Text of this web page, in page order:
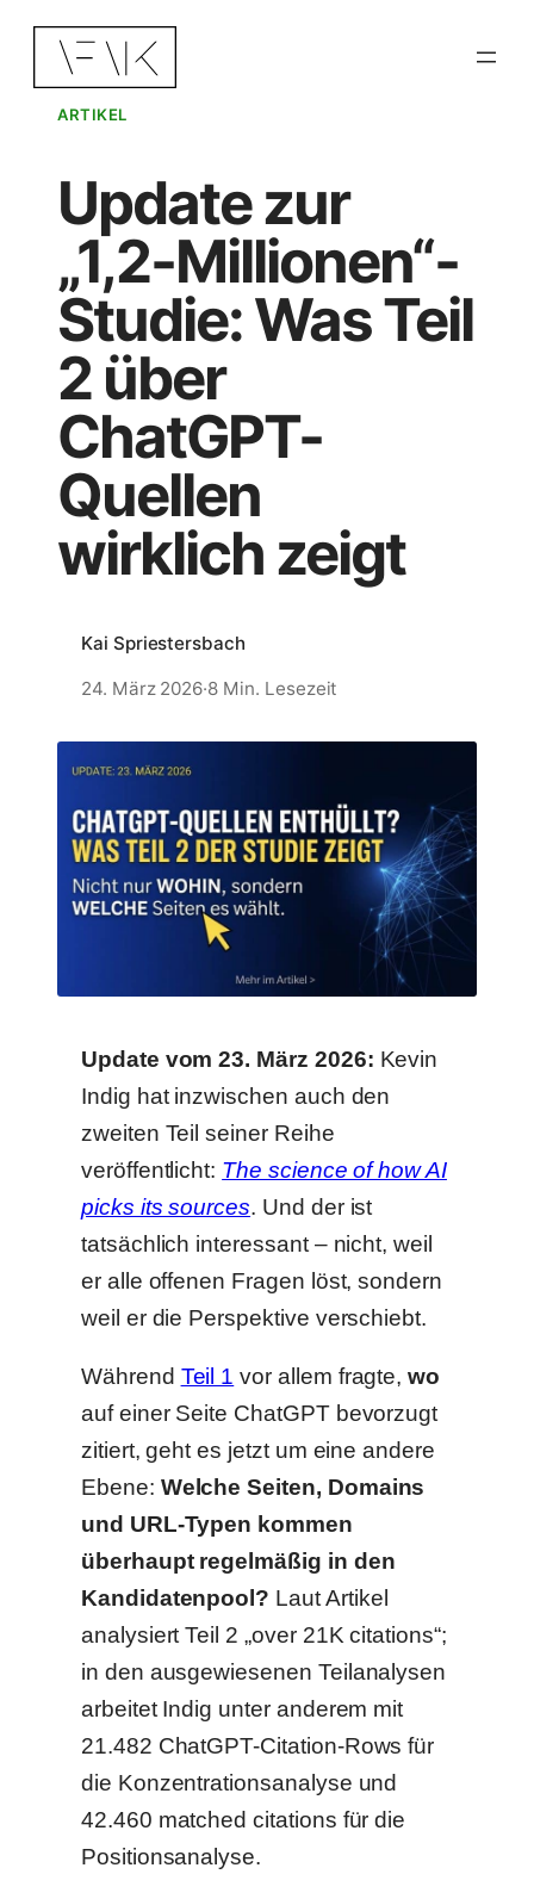
Zum
ARTIKEL
Update zur
„1,2-Millionen“-
Studie: Was Teil
2 über
ChatGPT-
Quellen
wirklich zeigt
Kai Spriestersbach
24. März 2026·8 Min. Lesezeit
Update vom 23. März 2026: Kevin
Indig hat inzwischen auch den
zweiten Teil seiner Reihe
veröffentlicht: The science of how AI
picks its sources. Und der ist
tatsächlich interessant – nicht, weil
er alle offenen Fragen löst, sondern
weil er die Perspektive verschiebt.
Während Teil 1 vor allem fragte,wo
auf einer Seite ChatGPT bevorzugt
zitiert, geht es jetzt um eine andere
Ebene: Welche Seiten, Domains
und URL-Typen kommen
überhaupt regelmäßig in den
Kandidatenpool? Laut Artikel
analysiert Teil 2 „over 21K citations“;
in den ausgewiesenen Teilanalysen
arbeitet Indig unter anderem mit
21.482 ChatGPT-Citation-Rows für
die Konzentrationsanalyse und
42.460 matched citations für die
Positionsanalyse.